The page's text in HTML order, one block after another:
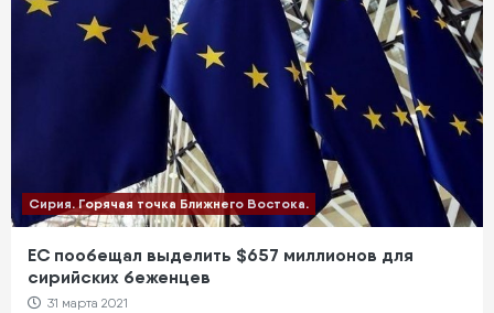
Сирия. Горячая точка Ближнего Востока.
ЕС пообещал выделить $657 миллионов для
сирийских беженцев
31 марта 2021